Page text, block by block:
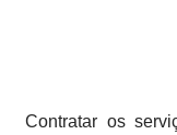
Contratar os